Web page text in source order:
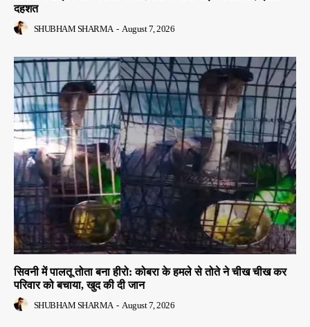
दहशत
SHUBHAM SHARMA - August 7, 2026
सिवनी में पालतू तोता बना हीरो: कोबरा के हमले से तोते ने चीख चीख कर
परिवार को बचाया, खुद की दी जान
SHUBHAM SHARMA - August 7, 2026